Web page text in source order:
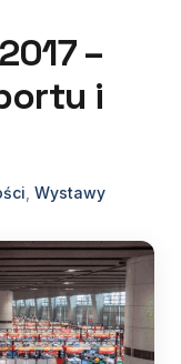
–
i
Wystawy